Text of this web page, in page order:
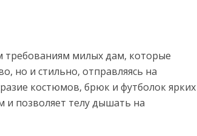
требованиям милых дам, которые
но и стильно, отправляясь на
костюмов, брюк и футболок ярких
и позволяет телу дышать на